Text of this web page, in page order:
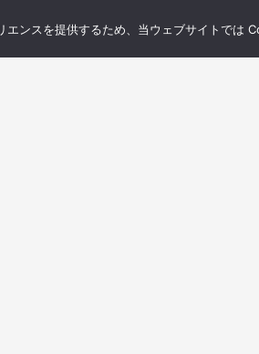
エンスを提供するため、当ウェブサイトでは